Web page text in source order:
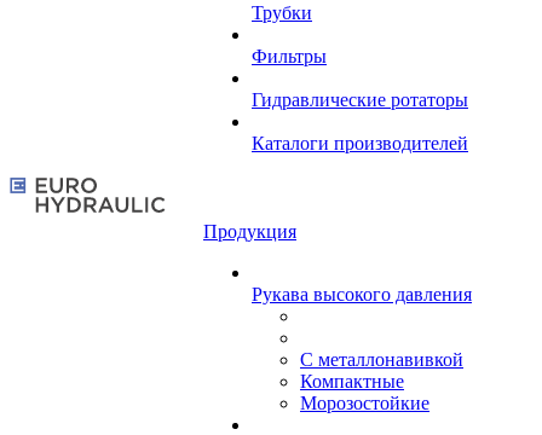
Трубки
Фильтры
Гидравлические ротаторы
Каталоги производителей
Продукция
Рукава высокого давления
С металлонавивкой
Компактные
Морозостойкие